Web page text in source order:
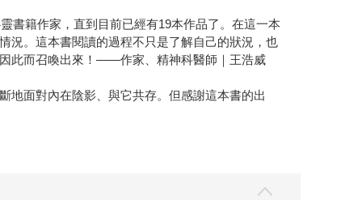
書籍作家，直到目前已經有19本作品了。在這一本
況。這本書閱讀的過程不只是了解自己的狀況，也
此而召喚出來！——作家、精神科醫師｜王浩威
地面對內在陰影、與它共存。但感謝這本書的出